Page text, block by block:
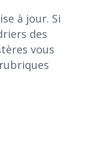
à jour. Si
des
vous